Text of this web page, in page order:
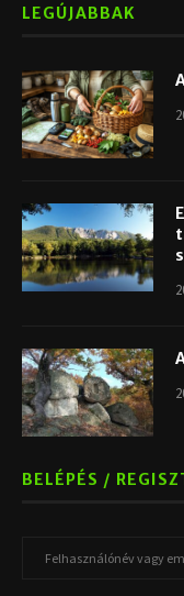
LEGÚJABBAK
BELÉPÉS /